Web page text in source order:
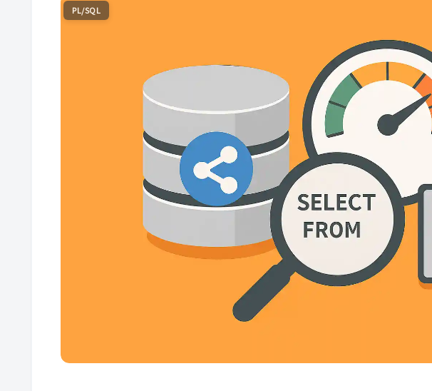
PL/SQL